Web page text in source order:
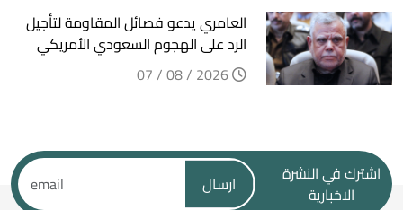
العامري يدعو فصائل المقاومة لتأجيل
الرد على الهجوم السعودي الأمريكي
اشترك في النشرة
الاخبارية
ارسال